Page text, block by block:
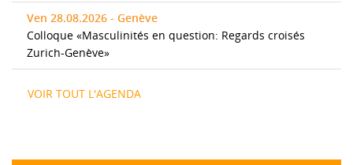
Ven 28.08.2026 - Genève
Colloque «Masculinités en question: Regards croisés
Zurich-Genève»
VOIR TOUT L'AGENDA